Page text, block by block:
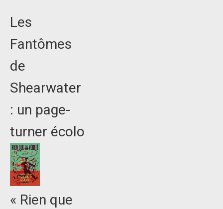
Les
Fantômes
de
Shearwater
: un page-
turner écolo
« Rien que